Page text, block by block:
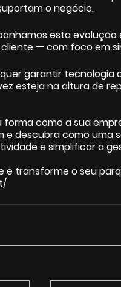
o negócio.
esta
— com foco em
garantir
esteja na altura de
forma como a sua
e descubra como
e simplificar a
e transforme o seu